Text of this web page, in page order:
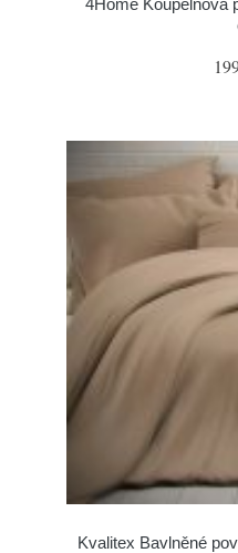
4Home Koupelnová
Kvalitex Bavlněné